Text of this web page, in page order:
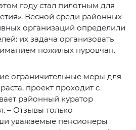
году стал пилотным для
Весной среди районных
организаций определили
их задача организовать
пожилых пуровчан.
ограничительные меры для
проект проходит с
районный куратор
– Отзывы только
уважаемые пенсионеры